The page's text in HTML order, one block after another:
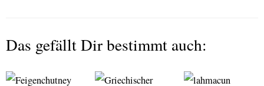
Das gefällt Dir bestimmt auch: